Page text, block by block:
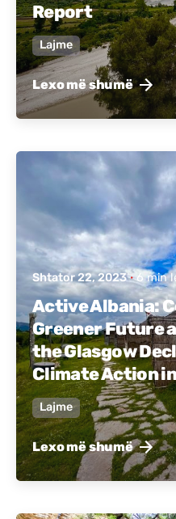
Report
Lajme
Lexo më shumë
Postuar nga
Active Albania
Shtator 22, 2023 6 min
Active Albania:
Greener Future
the Glasgow
Climate Action
Lajme
Lexo më shumë